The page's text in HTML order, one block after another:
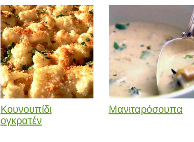
Κουνουπίδι
ογκρατέν
Μανιταρόσουπα